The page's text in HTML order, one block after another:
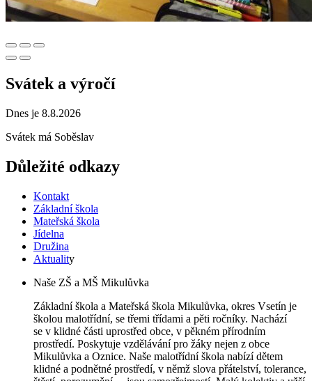
Svátek a výročí
Dnes je 8.8.2026
Svátek má Soběslav
Důležité odkazy
Kontakt
Základní škola
Mateřská škola
Jídelna
Družina
Aktuality
Naše ZŠ a MŠ Mikulůvka
Základní škola a Mateřská škola Mikulůvka, okres Vsetín je
školou malotřídní, se třemi třídami a pěti ročníky. Nachází
se v klidné části uprostřed obce, v pěkném přírodním
prostředí. Poskytuje vzdělávání pro žáky nejen z obce
Mikulůvka a Oznice. Naše malotřídní škola nabízí dětem
klidné a podnětné prostředí, v němž slova přátelství, tolerance,